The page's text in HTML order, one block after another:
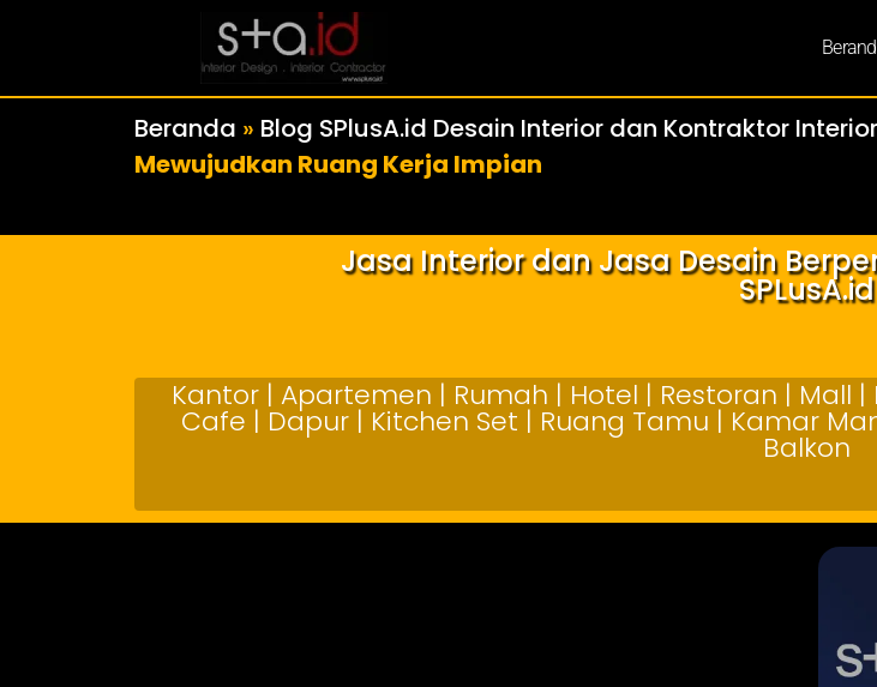
Beranda » Blog SPlusA.id Desain Interior dan Kontraktor Interior
Mewujudkan Ruang Kerja Impian
Jasa Interior dan Jasa Desain
SPLusA.id
Kantor | Apartemen | Rumah | Hotel | Restoran | Mall
Cafe | Dapur | Kitchen Set | Ruang Tamu | Kamar
Balkon